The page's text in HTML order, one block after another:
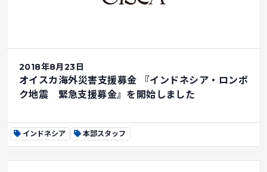
2018年8月23日
オイスカ海外災害支援募金 『インドネシア・ロンボ
ク地震 緊急支援募金』を開始しました
インドネシア 本部スタッフ